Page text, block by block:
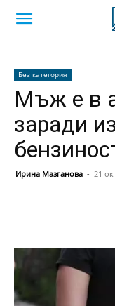
Без категория
Мъж е в
заради
Ирина Мазганова - 21